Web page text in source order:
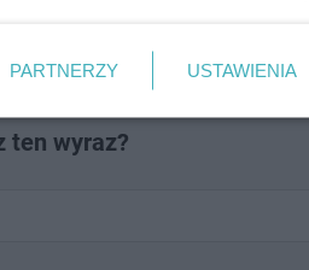
ten wyraz?
PARTNERZY USTAWIENIA